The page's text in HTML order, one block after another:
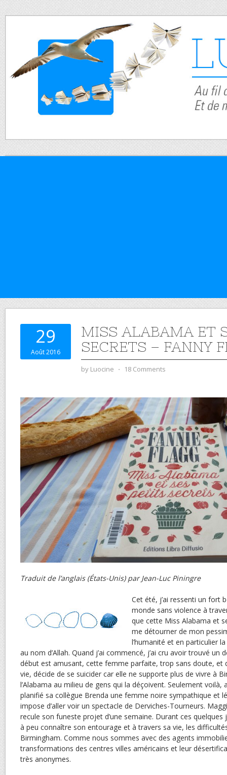
29
Août 2016
MISS ALABAMA ET
SECRETS – FANNY
by Luocine ⋅ 18 Comments
Traduit de l’anglais (États-Unis) par Jean-Luc Piningre
Cet été, j’ai ressenti un fort
monde sans violence à
que cette Miss Alabama et
me détourner de mon
l’humanité et en particulier
au nom d’Allah. Quand j’ai commencé, j’ai cru avoir trouvé un
début est amusant, cette femme parfaite, trop sans doute, et
vie, décide de se suicider car elle ne supporte plus de vivre à
l’Alabama au milieu de gens qui la déçoivent. Seulement
planifié sa collègue Brenda une femme noire sympathique et
impose d’aller voir un spectacle de Derviches-Tourneurs.
recule son funeste projet d’une semaine. Durant ces
à peu connaître son entourage et à travers sa vie, les
Birmin­gham. Comme nous sommes avec des agents
transformations des centres villes américains et leur
très anonymes.